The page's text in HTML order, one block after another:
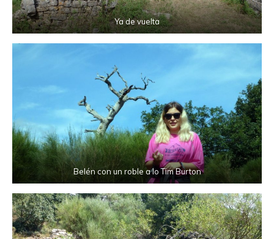
Ya de vuelta
Belén con un roble a lo Tim Burton